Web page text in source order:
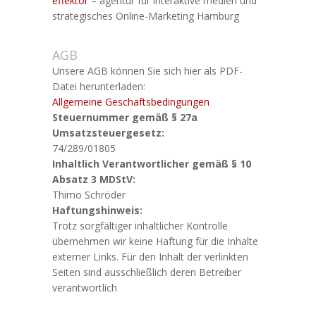
strategisches Online-Marketing Hamburg
AGB
Unsere AGB können Sie sich hier als PDF-
Datei herunterladen:
Allgemeine Geschäftsbedingungen
Steuernummer gemäß § 27a
Umsatzsteuergesetz:
74/289/01805
Inhaltlich Verantwortlicher gemäß § 10
Absatz 3 MDStV:
Thimo Schröder
Haftungshinweis:
Trotz sorgfältiger inhaltlicher Kontrolle
übernehmen wir keine Haftung für die Inhalte
externer Links. Für den Inhalt der verlinkten
Seiten sind ausschließlich deren Betreiber
verantwortlich